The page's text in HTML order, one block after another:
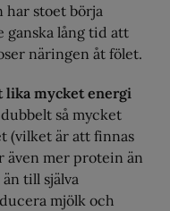
har stoet börja
ganska lång tid att
näringen åt fölet.
lika mycket energi
så mycket
(vilket är att finnas
även mer protein än
till själva
mjölk och